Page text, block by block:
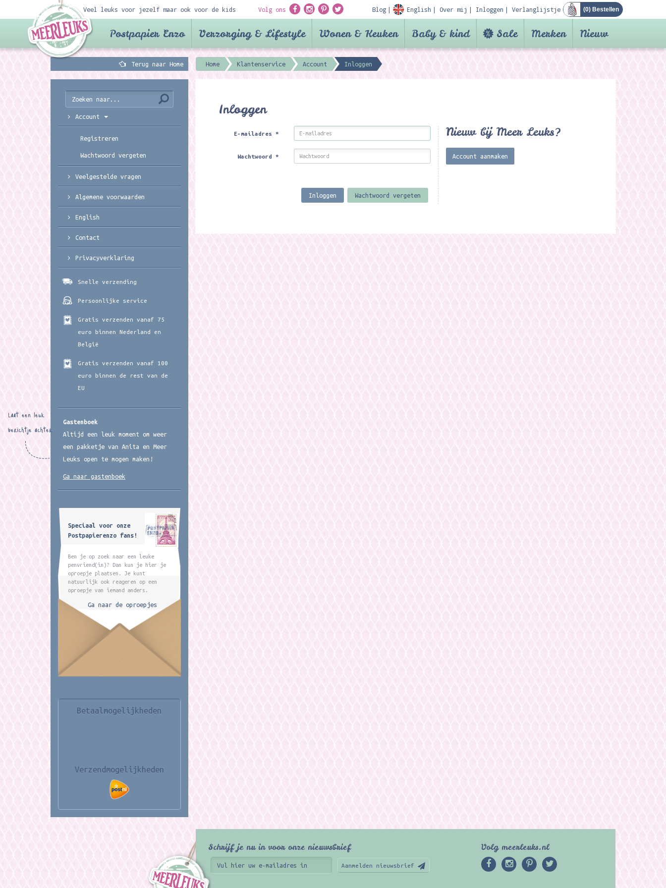
Veel leuks voor jezelf maar ook voor de kids Volg ons Blog English Over mij Inloggen Verlanglijstje (0) Bestellen
Postpapier Enzo Verzorging & Lifestyle Wonen & Keuken Baby & kind Sale Merken Nieuw
Terug naar Home Home Klantenservice Account Inloggen
Inloggen
E-mailadres*
Wachtwoord*
Inloggen Wachtwoord vergeten
Nieuw bij Meer Leuks?
Account aanmaken
Account
Registreren
Wachtwoord vergeten
Veelgestelde vragen
Algemene voorwaarden
English
Contact
Privacyverklaring
Snelle verzending
Persoonlijke service
Gratis verzenden vanaf 75
euro binnen Nederland en
België
Gratis verzenden vanaf 100
euro binnen de rest van de
EU
Gastenboek
Altijd een leuk moment om weer
een pakketje van Anita en Meer
Leuks open te mogen maken!
Laat een leuk
berichtje achter
Ga naar gastenboek
Speciaal voor onze
Postpapierenzo fans!
Ben je op zoek naar een leuke
penvriend(in)? Dan kun je hier je
oproepje plaatsen. Je kunt
natuurlijk ook reageren op een
oproepje van iemand anders.
Ga naar de oproepjes
Betaalmogelijkheden
Verzendmogelijkheden
Schrijf je nu in voor onze nieuwsbrief
Aanmelden nieuwsbrief
Volg meerleuks.nl